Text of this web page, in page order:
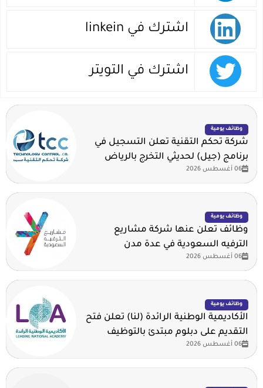
اشترك في linkein
اشترك في التويتر
وظائف يومية
شركة تحكم التقنية تعلن التسجيل في
برنامج (جيل) لحديثي التخرج بالرياض
06 أغسطس 2026
وظائف يومية
وظائف تعلن عنها شركة مشاريع
الترفيه السعودية في عدة مدن
06 أغسطس 2026
وظائف يومية
الأكاديمية الوطنية الرائدة (لنا) تعلن فتح
التقديم على دبلوم مبتدئ بالتوظيف
06 أغسطس 2026